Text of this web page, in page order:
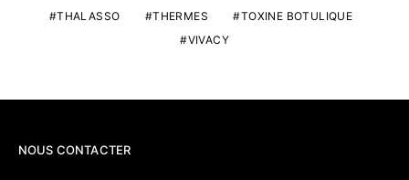
THALASSO
THERMES
TOXINE BOTULIQUE
VIVACY
NOUS CONTACTER